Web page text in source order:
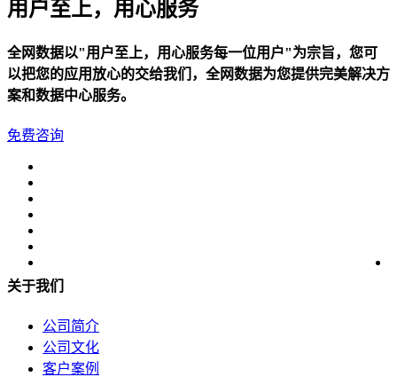
用户至上，用心服务
全网数据以"用户至上，用心服务每一位用户"为宗旨，您可
以把您的应用放心的交给我们，全网数据为您提供完美解决方
案和数据中心服务。
免费咨询
关于我们
公司简介
公司文化
客户案例